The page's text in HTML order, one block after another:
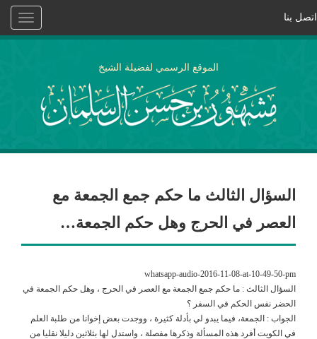
Toggle
اتصل بنا
الموقع الرسمي لفضيلة الشيخ
السؤال الثالث ما حكم جمع الجمعة مع
العصر في الحرج وهل حكم الجمعة…
whatsapp-audio-2016-11-08-at-10-49-50-pm
السؤال الثالث : ما حكم جمع الجمعة مع العصر في الحرج ، وهل حكم الجمعة في
الحضر نفس الحكم في السفر ؟
الجواب : الجمعة، فيما يبدو لي بأدلة كثيرة ، ووجدت بعض إخوانا من طلبة العلم
في الكويت أفرد هذه المسألة وذكرها مفصلة ، واستدل لها بثلاثين دليلا نقليا من